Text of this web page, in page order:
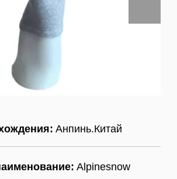
Анпинь.Китай
Alpinesnow